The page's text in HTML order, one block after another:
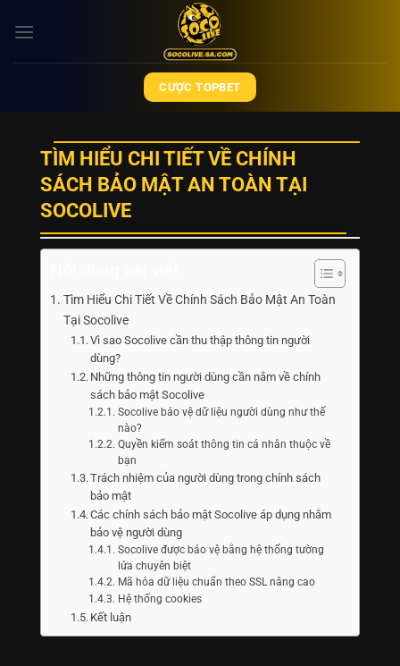
qua
CƯỢC TOPBET
TÌM HIỂU CHI TIẾT VỀ CHÍNH
SÁCH BẢO MẬT AN TOÀN TẠI
SOCOLIVE
Tìm Hiểu Chi Tiết Về Chính Sách Bảo Mật An Toàn
Tại Socolive
Vì sao Socolive cần thu thập thông tin người
dùng?
Những thông tin người dùng cần nắm về chính
sách bảo mật Socolive
Socolive bảo vệ dữ liệu người dùng như thế
nào?
Quyền kiểm soát thông tin cá nhân thuộc về
bạn
Trách nhiệm của người dùng trong chính sách
bảo mật
Các chính sách bảo mật Socolive áp dụng nhằm
bảo vệ người dùng
Socolive được bảo vệ bằng hệ thống tường
lửa chuyên biệt
Mã hóa dữ liệu chuẩn theo SSL nâng cao
Hệ thống cookies
Kết luận